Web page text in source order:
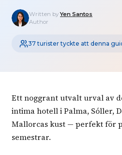
Written byYen Santos
Author
37 turister tyckte att denna
Ett noggrant utvalt urval av
intima hotell i Palma, Sóller,
Mallorcas kust — perfekt för
semestrar.